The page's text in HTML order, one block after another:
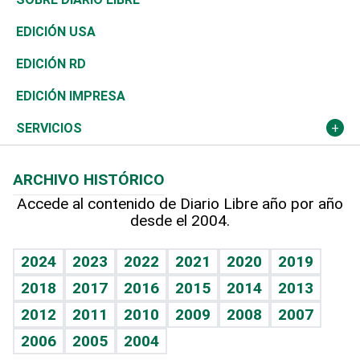
Reportajes
África
Ocenanía
Caribe
Resto del mundo
Vivienda
Telecom.
Global y variable
Economía personal
Buena Vida
Sociales
Novedades
Podcast Arte Libre
Hablando con el pediatra
Vida y familia
Eñe
Celebrando la vida
Sin complejos
Ciclismo
Tenis
Olimpismo
Más deportes
Línea de hit
TBT Deportivo
En Directo
El Espía
Noticiero Poteleche
Columnistas
Tecnología
Historia
Martes de tecnología
Cambio climático
Economía
Revista
Deportes
Opinión
Hecho en casa
Guía del dinero
EDICIÓN USA
EDICIÓN RD
EDICIÓN IMPRESA
SERVICIOS
Cumpleaños
Horóscopos
Crucigramas
ARCHIVO HISTÓRICO
Accede al contenido de Diario Libre año por año
desde el 2004.
2024 2023 2022 2021 2020
2019
2018
2017 2016 2015 2014
2013
2012
2011 2010 2009 2008
2007
2006
2005 2004